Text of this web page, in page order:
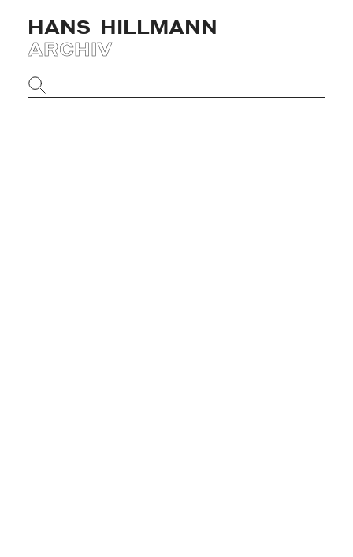
HANS HILLMANN
ARCHIV
Website
durchsuchen